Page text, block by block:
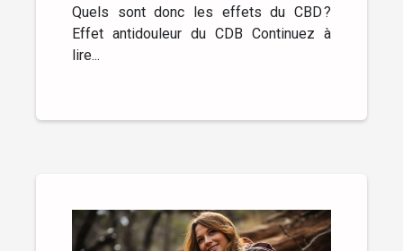
Quels sont donc les effets du CBD ?
Effet antidouleur du CDB Continuez à
lire...